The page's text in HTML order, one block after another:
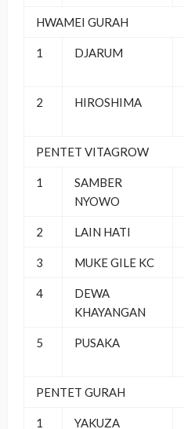
HWAMEI GURAH
1 DJARUM
2 HIROSHIMA
PENTET VITAGROW
1
SAMBER
NYOWO
2 LAIN HATI
3 MUKE GILE KC
4
DEWA
KHAYANGAN
5 PUSAKA
PENTET GURAH
1 YAKUZA